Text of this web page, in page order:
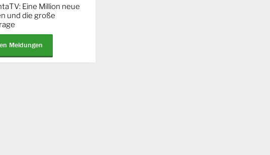
Eine Million neue
und die große
Meldungen